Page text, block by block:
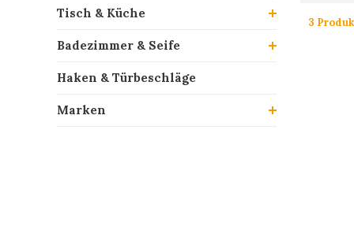
Tisch & Küche
Badezimmer & Seife
Haken & Türbeschläge
Marken
3